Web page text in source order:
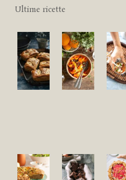
Ultime ricette